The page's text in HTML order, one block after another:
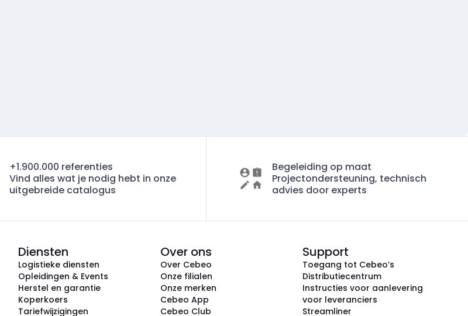
+1.900.000 referenties
Vind alles wat je nodig hebt in onze
uitgebreide catalogus
Begeleiding op maat
Projectondersteuning, technisch
advies door experts
Diensten
Logistieke diensten
Opleidingen & Events
Herstel en garantie
Koperkoers
Tariefwijzigingen
Over ons
Over Cebeo
Onze filialen
Onze merken
Cebeo App
Cebeo Club
Support
Toegang tot Cebeo’s
Distributiecentrum
Instructies voor aanlevering
voor leveranciers
Streamliner